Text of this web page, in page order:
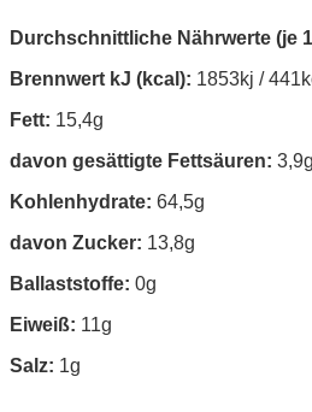
Durchschnittliche Nährwerte (je
Brennwert kJ (kcal): 1853kj /
Fett: 15,4g
davon gesättigte Fettsäuren: 3,9g
Kohlenhydrate: 64,5g
davon Zucker: 13,8g
Ballaststoffe: 0g
Eiweiß: 11g
Salz: 1g